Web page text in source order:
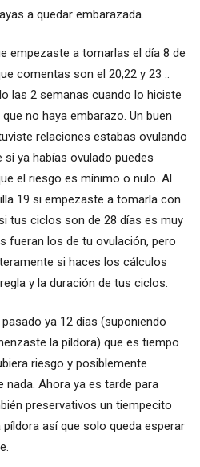
a quedar embarazada.
empezaste a tomarlas el día 8 de
comentas son el 20,22 y 23 ..
las 2 semanas cuando lo hiciste
no haya embarazo. Un buen
relaciones estabas ovulando
ya habías ovulado puedes
el riesgo es mínimo o nulo. Al
19 si empezaste a tomarla con
tus ciclos son de 28 días es muy
fueran los de tu ovulación, pero
si haces los cálculos
y la duración de tus ciclos.
ya 12 días (suponiendo
la píldora) que es tiempo
riesgo y posiblemente
Ahora ya es tarde para
preservativos un tiempecito
así que solo queda esperar